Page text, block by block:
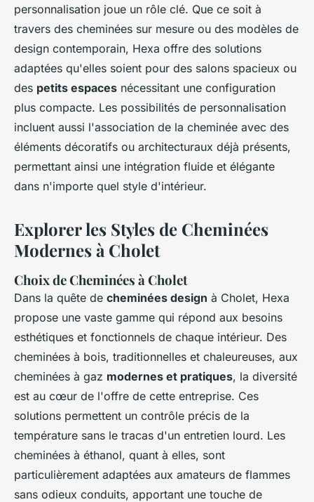
personnalisation joue un rôle clé. Que ce soit à
travers des cheminées sur mesure ou des modèles de
design contemporain, Hexa offre des solutions
adaptées qu'elles soient pour des salons spacieux ou
des petits espaces nécessitant une configuration
plus compacte. Les possibilités de personnalisation
incluent aussi l'association de la cheminée avec des
éléments décoratifs ou architecturaux déjà présents,
permettant ainsi une intégration fluide et élégante
dans n'importe quel style d'intérieur.
Explorer les Styles de Cheminées
Modernes à Cholet
Choix de Cheminées à Cholet
Dans la quête de cheminées design à Cholet, Hexa
propose une vaste gamme qui répond aux besoins
esthétiques et fonctionnels de chaque intérieur. Des
cheminées à bois, traditionnelles et chaleureuses, aux
cheminées à gaz modernes et pratiques, la diversité
est au cœur de l'offre de cette entreprise. Ces
solutions permettent un contrôle précis de la
température sans le tracas d'un entretien lourd. Les
cheminées à éthanol, quant à elles, sont
particulièrement adaptées aux amateurs de flammes
sans odieux conduits, apportant une touche de